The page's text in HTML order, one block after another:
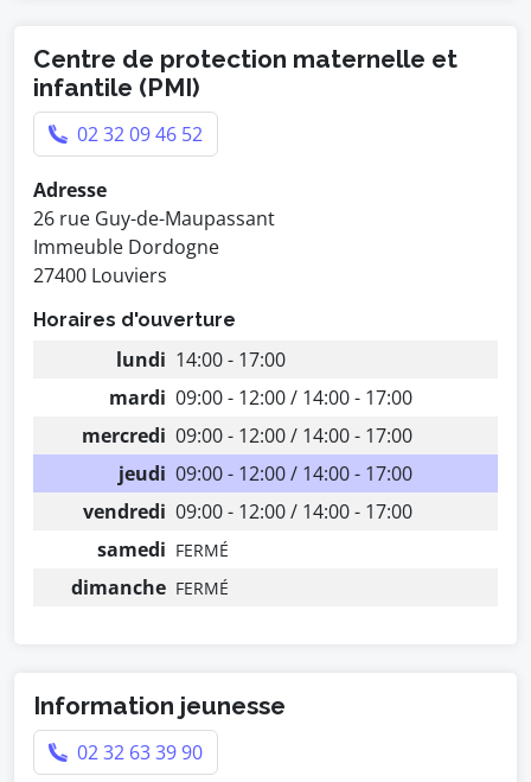
Centre de protection maternelle et
infantile (PMI)
02 32 09 46 52
Adresse
26 rue Guy-de-Maupassant
Immeuble Dordogne
27400 Louviers
Horaires d'ouverture
lundi 14:00 - 17:00
mardi 09:00 - 12:00 / 14:00 - 17:00
mercredi 09:00 - 12:00 / 14:00 - 17:00
jeudi 09:00 - 12:00 / 14:00 - 17:00
vendredi 09:00 - 12:00 / 14:00 - 17:00
samedi FERMÉ
dimanche FERMÉ
Information jeunesse
02 32 63 39 90